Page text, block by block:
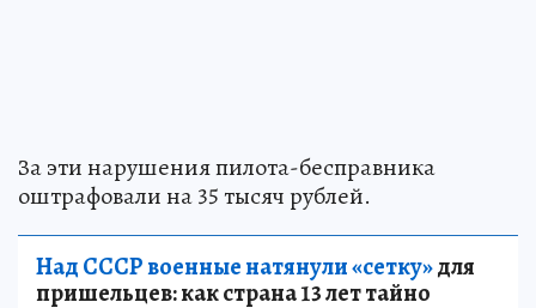
За эти нарушения пилота-бесправника
оштрафовали на 35 тысяч рублей.
Над СССР военные натянули «сетку»для
пришельцев: как страна 13 лет тайно